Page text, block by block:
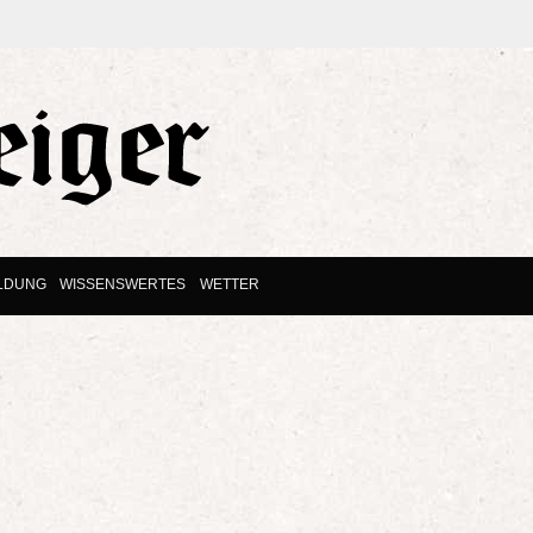
WISSENSWERTES WETTER